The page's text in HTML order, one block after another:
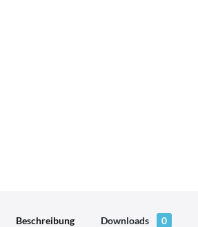
Beschreibung Downloads 0